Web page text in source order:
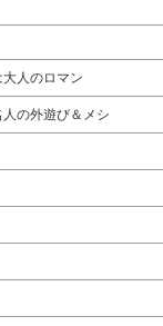
人のロマン
の外遊び＆メシ